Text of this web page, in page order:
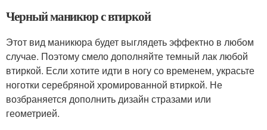
Черный маникюр с втиркой
Этот вид маникюра будет выглядеть эффектно в любом
случае. Поэтому смело дополняйте темный лак любой
втиркой. Если хотите идти в ногу со временем, украсьте
ноготки серебряной хромированной втиркой. Не
возбраняется дополнить дизайн стразами или
геометрией.